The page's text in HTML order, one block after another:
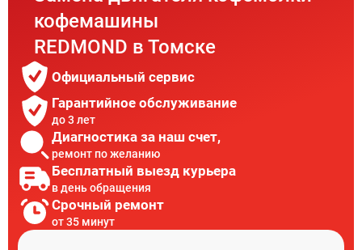
кофемашины
REDMOND в Томске
Официальный сервис
Гарантийное обслуживание
до 3 лет
Диагностика за наш счет,
ремонт по желанию
Бесплатный выезд курьера
в день обращения
Срочный ремонт
от 35 минут